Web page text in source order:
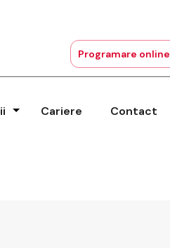
Programare online
Cariere Contact